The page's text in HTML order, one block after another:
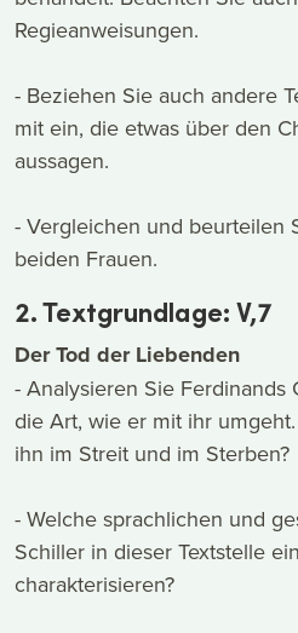
Regieanweisungen.
- Beziehen Sie auch andere
mit ein, die etwas über den
aussagen.
- Vergleichen und beurteilen
beiden Frauen.
2. Textgrundlage: V,7
Der Tod der Liebenden
- Analysieren Sie Ferdinands
die Art, wie er mit ihr
ihn im Streit und im Sterben?
- Welche sprachlichen und
Schiller in dieser Textstelle
charakterisieren?